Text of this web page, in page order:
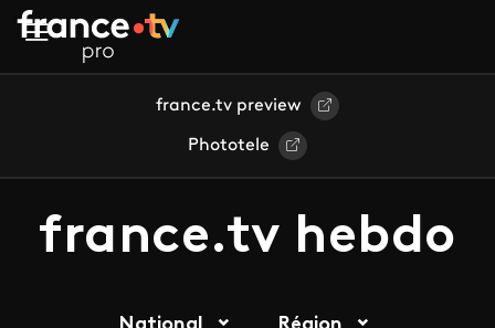
Aller au contenu principal
france.tv preview
Phototele
france.tv hebdo